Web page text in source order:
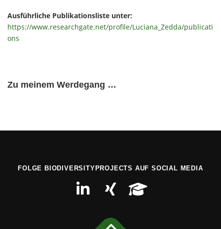
Ausführliche Publikationsliste unter:
https://www.researchgate.net/profile/Luciana_Zedda/publicati
ons
Zu meinem Werdegang …
FOLGE BIODIVERSITYPROJECTS AUF SOCIAL MEDIA